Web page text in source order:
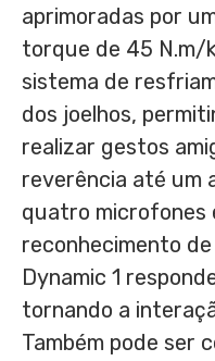
aprimoradas por
torque de 45 N.m/
sistema de
dos joelhos,
realizar gestos
reverência até um
quatro microfones
reconhecimento
Dynamic 1
tornando a
Também pode ser